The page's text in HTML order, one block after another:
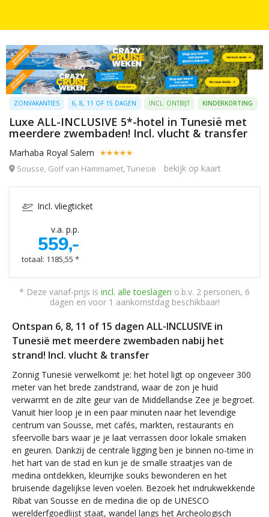
ZONVAKANTIES 6, 8, 11 OF 15 DAGEN INCL. ONTBIJT KINDERKORTING
Luxe ALL-INCLUSIVE 5*-hotel in Tunesië met
meerdere zwembaden! Incl. vlucht & transfer
Marhaba Royal Salem
Sousse, Golf van Hammamet, Tunesië bekijk op kaart
Incl. vliegticket
v.a. p.p.
559,-
totaal: 1185,55 *
* Deze vanaf-prijs is incl. alle toeslagen o.b.v. 2 personen, 6
dagen en voor 1 aankomstdag beschikbaar!
Ontspan 6, 8, 11 of 15 dagen ALL-INCLUSIVE in
Tunesië met meerdere zwembaden nabij het
strand! Incl. vlucht & transfer
Zonnig Tunesië verwelkomt je: het hotel ligt op ongeveer 300
meter van het brede zandstrand, waar de zon je huid
verwarmt en de zilte geur van de Middellandse Zee je begroet.
Vanuit hier loop je in een paar minuten naar het levendige
centrum van Sousse, met cafés, markten, restaurants en
sfeervolle bars waar je je laat verrassen door lokale smaken
en geuren. Dankzij de centrale ligging ben je binnen no-time in
het hart van de stad en kun je de smalle straatjes van de
medina ontdekken, kleurrijke souks bewonderen en het
bruisende dagelijkse leven voelen. Bezoek het indrukwekkende
Ribat van Sousse en de medina die op de UNESCO
werelderfgoedlijst staat, wandel langs het Archeologisch